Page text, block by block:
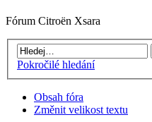
Fórum Citroën Xsara
Pokročilé hledání
Obsah fóra
Změnit velikost textu